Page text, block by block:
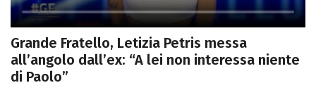
Grande Fratello, Letizia Petris messa
all’angolo dall’ex: “A lei non interessa niente
di Paolo”